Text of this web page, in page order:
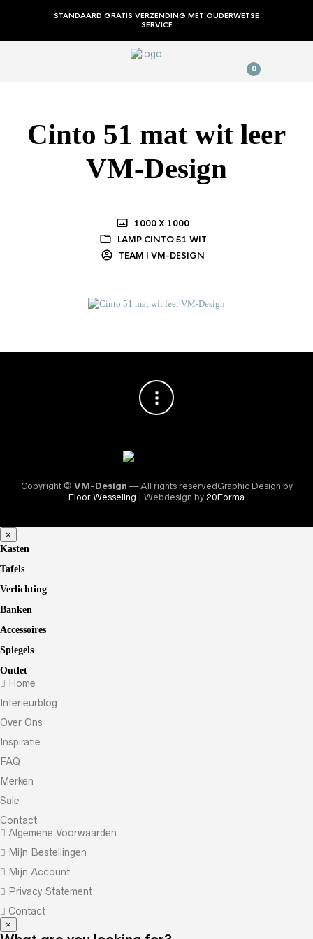
STANDAARD GRATIS VERZENDING MET OUDERWETSE
SERVICE
0
Cinto 51 mat wit leer
VM-Design
1000 X 1000
LAMP CINTO 51 WIT
TEAM | VM-DESIGN
Copyright © VM-Design — All rights reservedGraphic Design by
Floor Wesseling | Webdesign by 20Forma
×
Kasten
Tafels
Verlichting
Banken
Accessoires
Spiegels
Outlet
Home
Interieurblog
Over Ons
Inspiratie
FAQ
Merken
Sale
Contact
Algemene Voorwaarden
Mijn Bestellingen
Mijn Account
Privacy Statement
Contact
×